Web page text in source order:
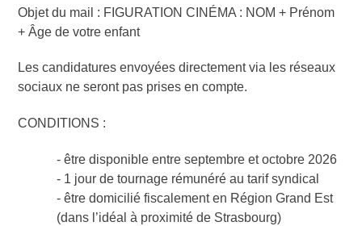
Objet du mail : FIGURATION CINÉMA : NOM + Prénom
+ Âge de votre enfant
Les candidatures envoyées directement via les réseaux
sociaux ne seront pas prises en compte.
CONDITIONS :
- être disponible entre septembre et octobre 2026
- 1 jour de tournage rémunéré au tarif syndical
- être domicilié fiscalement en Région Grand Est
(dans l’idéal à proximité de Strasbourg)